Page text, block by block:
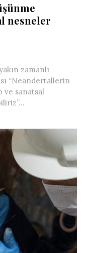
nesneler
zamanlı
“Neandertallerin
ve sanatsal